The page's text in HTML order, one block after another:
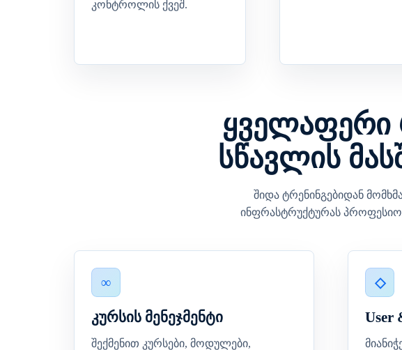
კონტროლის ქვეშ.
ყველაფერი
სწავლის
შიდა ტრენინგებიდან
ინფრასტრუქტურას
კურსის მენეჯმენტი
შექმენით კურსები, მოდულები,
User